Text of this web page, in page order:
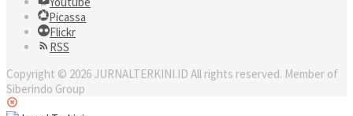
Picassa
Flickr
RSS
Copyright © 2026 JURNALTERKINI.ID All rights reserved. Member of
Siberindo Group